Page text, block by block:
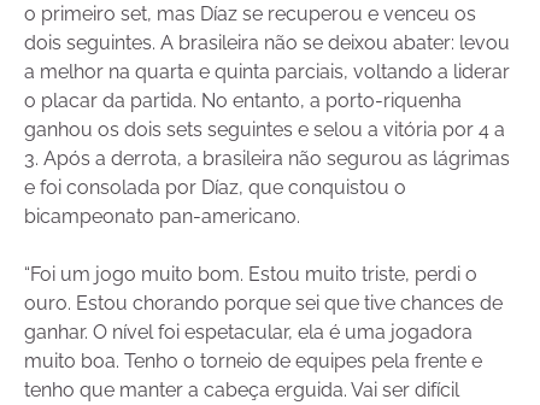
o primeiro set, mas Díaz se recuperou e venceu os
dois seguintes. A brasileira não se deixou abater: levou
a melhor na quarta e quinta parciais, voltando a liderar
o placar da partida. No entanto, a porto-riquenha
ganhou os dois sets seguintes e selou a vitória por 4 a
3. Após a derrota, a brasileira não segurou as lágrimas
e foi consolada por Díaz, que conquistou o
bicampeonato pan-americano.
“Foi um jogo muito bom. Estou muito triste, perdi o
ouro. Estou chorando porque sei que tive chances de
ganhar. O nível foi espetacular, ela é uma jogadora
muito boa. Tenho o torneio de equipes pela frente e
tenho que manter a cabeça erguida. Vai ser difícil